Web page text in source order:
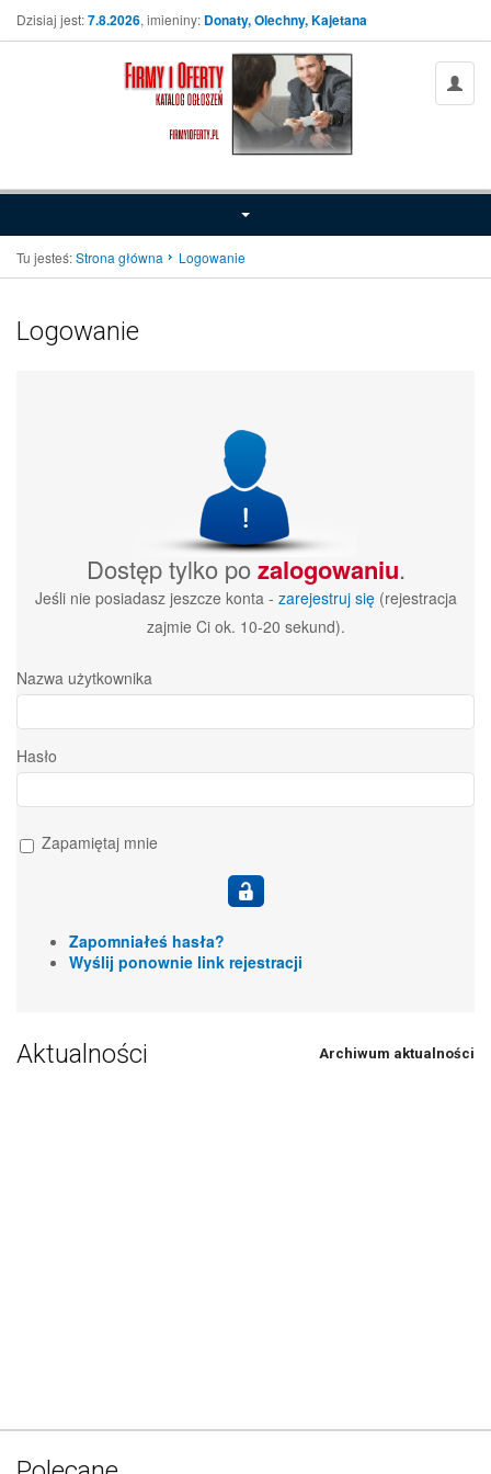
Dzisiaj jest:7.8.2026, imieniny: Donaty, Olechny, Kajetana
Tu jesteś:Strona główna Logowanie
Logowanie
Dostęp tylko pozalogowaniu.
Jeśli nie posiadasz jeszcze konta - zarejestruj się(rejestracja
zajmie Ci ok. 10-20 sekund).
Nazwa użytkownika
Hasło
Zapamiętaj mnie
Zapomniałeś hasła?
Wyślij ponownie link rejestracji
Aktualności Archiwum aktualności